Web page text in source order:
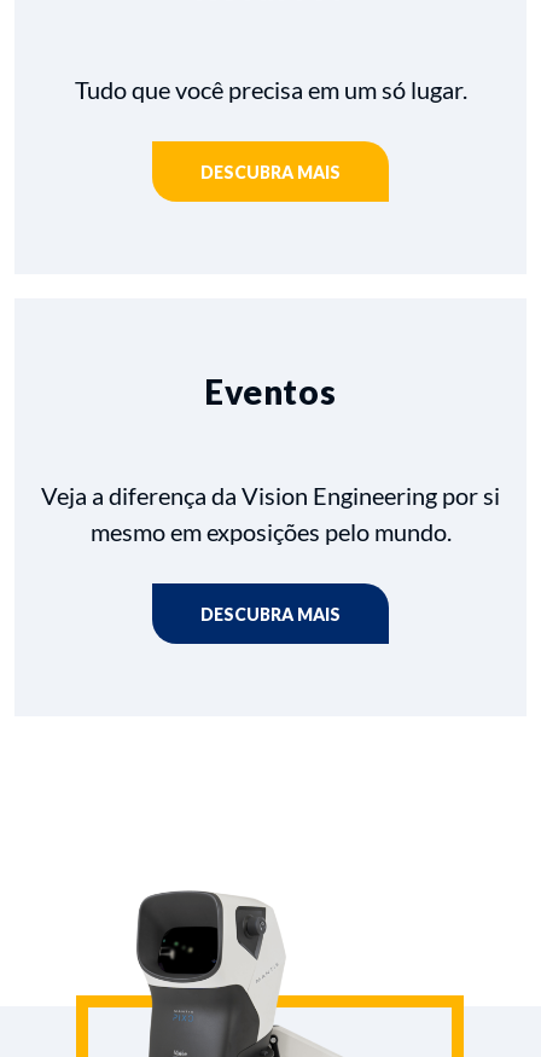
Tudo que você precisa em um só lugar.
DESCUBRA MAIS
Eventos
Veja a diferença da Vision Engineering por si
mesmo em exposições pelo mundo.
DESCUBRA MAIS